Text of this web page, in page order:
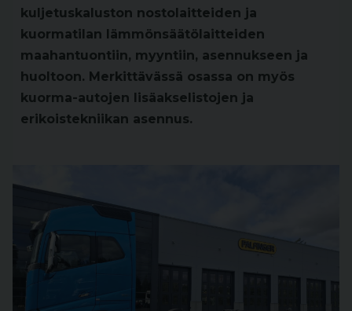
kuljetuskaluston nostolaitteiden ja
kuormatilan lämmönsäätölaitteiden
maahantuontiin, myyntiin, asennukseen ja
huoltoon. Merkittävässä osassa on myös
kuorma-autojen lisäakselistojen ja
erikoistekniikan asennus.